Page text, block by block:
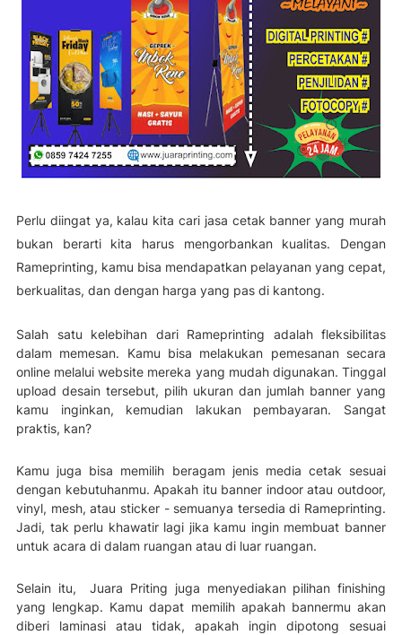
Perlu diingat ya, kalau kita cari jasa cetak banner yang murah
bukan berarti kita harus mengorbankan kualitas. Dengan
Rameprinting, kamu bisa mendapatkan pelayanan yang cepat,
berkualitas, dan dengan harga yang pas di kantong.
Salah satu kelebihan dari Rameprinting adalah fleksibilitas
dalam memesan. Kamu bisa melakukan pemesanan secara
online melalui website mereka yang mudah digunakan. Tinggal
upload desain tersebut, pilih ukuran dan jumlah banner yang
kamu inginkan, kemudian lakukan pembayaran. Sangat
praktis, kan?
Kamu juga bisa memilih beragam jenis media cetak sesuai
dengan kebutuhanmu. Apakah itu banner indoor atau outdoor,
vinyl, mesh, atau sticker - semuanya tersedia di Rameprinting.
Jadi, tak perlu khawatir lagi jika kamu ingin membuat banner
untuk acara di dalam ruangan atau di luar ruangan.
Selain itu, Juara Priting juga menyediakan pilihan finishing
yang lengkap. Kamu dapat memilih apakah bannermu akan
diberi laminasi atau tidak, apakah ingin dipotong sesuai